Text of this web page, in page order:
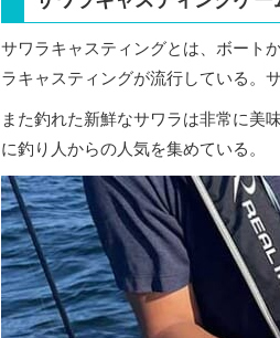
サワラキャスティングとは、ボート
ラキャスティングが流行している。
また釣れた新鮮なサワラは非常に美
に釣り人からの人気を集めている。